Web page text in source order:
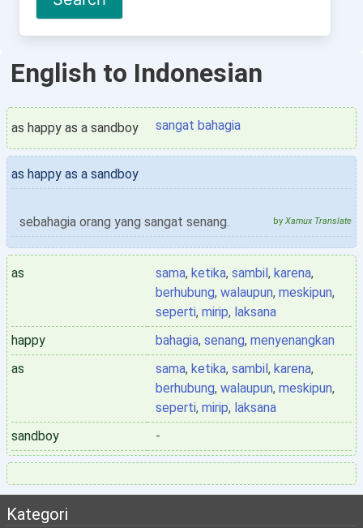
English to Indonesian
as happy as a sandboy sangat bahagia
as happy as a sandboy
sebahagia orang yang sangat senang. by Xamux Translate
as sama, ketika, sambil, karena,
berhubung, walaupun, meskipun,
seperti, mirip, laksana
happy
bahagia, senang, menyenangkan
as
sama, ketika, sambil, karena,
berhubung, walaupun, meskipun,
seperti, mirip, laksana
sandboy
-
Kategori